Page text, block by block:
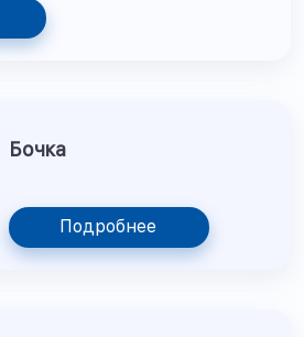
Бочка
Подробнее